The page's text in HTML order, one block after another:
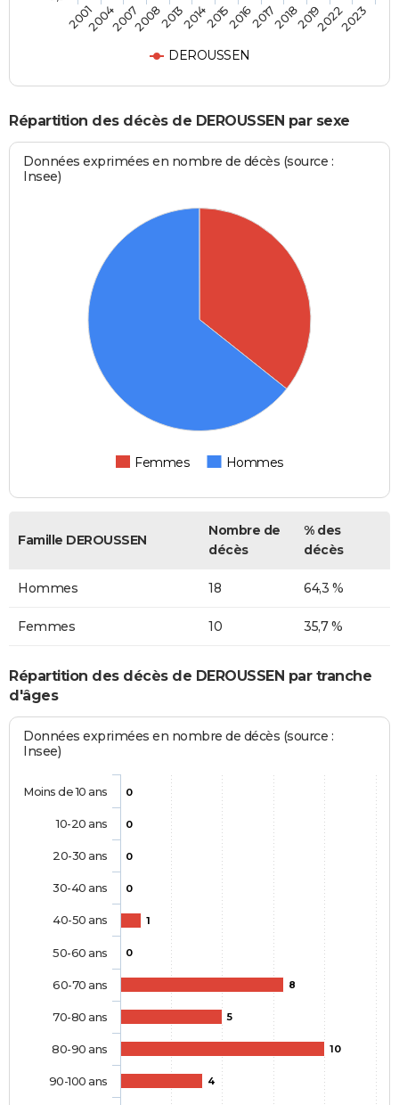
DEROUSSEN
2001200420072008201320142015201620172018201920222023
Répartition des décès de DEROUSSEN par sexe
Données exprimées en nombre de décès (source :
Insee)
Femmes Hommes
Famille DEROUSSEN
Nombre de
décès
% des
décès
Hommes 18 64,3 %
Femmes 10 35,7 %
Répartition des décès de DEROUSSEN par tranche
d'âges
Données exprimées en nombre de décès (source :
Insee)
0
0
0
0
1
0
8
5
10
4
Moins de 10 ans
10-20 ans
20-30 ans
30-40 ans
40-50 ans
50-60 ans
60-70 ans
70-80 ans
80-90 ans
90-100 ans